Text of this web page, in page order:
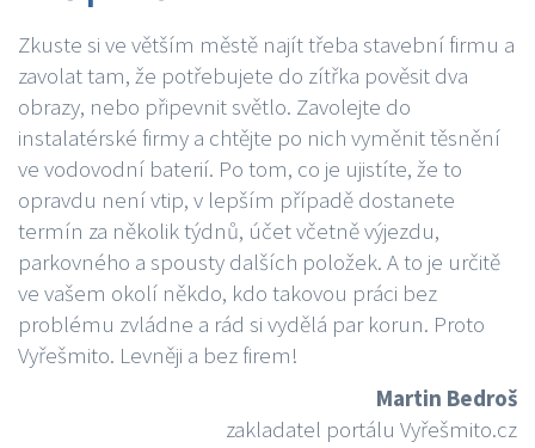
Zkuste si ve větším městě najít třeba stavební firmu a
zavolat tam, že potřebujete do zítřka pověsit dva
obrazy, nebo připevnit světlo. Zavolejte do
instalatérské firmy a chtějte po nich vyměnit těsnění
ve vodovodní baterií. Po tom, co je ujistíte, že to
opravdu není vtip, v lepším případě dostanete
termín za několik týdnů, účet včetně výjezdu,
parkovného a spousty dalších položek. A to je určitě
ve vašem okolí někdo, kdo takovou práci bez
problému zvládne a rád si vydělá par korun. Proto
Vyřešmito. Levněji a bez firem!
Martin Bedroš
zakladatel portálu Vyřešmito.cz